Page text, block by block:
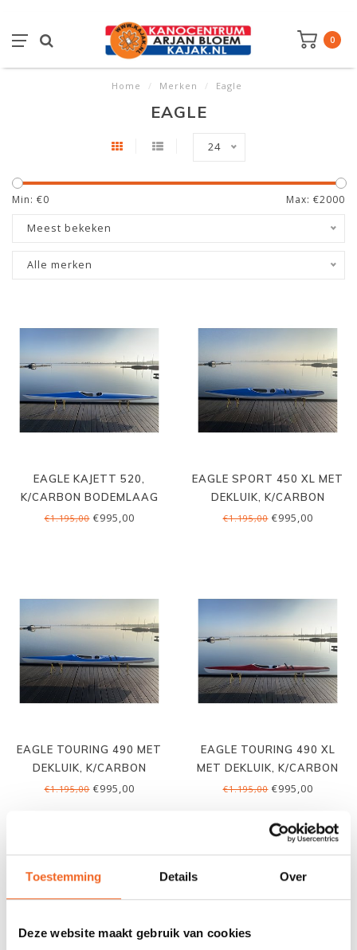
Toestemming Details Over
Deze website maakt gebruik van cookies
0
Home / Merken / Eagle
EAGLE
24
Min: €0 Max: €2000
Meest bekeken
Alle merken
EAGLE KAJETT 520,
K/CARBON BODEMLAAG
€1.195,00€995,00
EAGLE SPORT 450 XL MET
DEKLUIK, K/CARBON
BODEMLAAG
€1.195,00€995,00
EAGLE TOURING 490 MET
DEKLUIK, K/CARBON
BODEMLAAG
€1.195,00€995,00
EAGLE TOURING 490 XL
MET DEKLUIK, K/CARBON
BODEMLAAG
€1.195,00€995,00